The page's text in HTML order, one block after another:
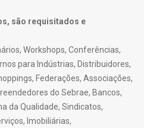
são requisitados e
Workshops, Conferências,
para Indústrias, Distribuidores,
Federações, Associações,
do Sebrae, Bancos,
da Qualidade, Sindicatos,
Imobiliárias,